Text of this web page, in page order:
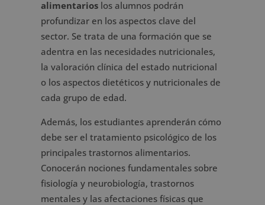
alimentarioslos alumnos podrán
profundizar en los aspectos clave del
sector. Se trata de una formación que se
adentra en las necesidades nutricionales,
la valoración clínica del estado nutricional
o los aspectos dietéticos y nutricionales de
cada grupo de edad.
Además, los estudiantes aprenderán cómo
debe ser el tratamiento psicológico de los
principales trastornos alimentarios.
Conocerán nociones fundamentales sobre
fisiología y neurobiología, trastornos
mentales y las afectaciones físicas que